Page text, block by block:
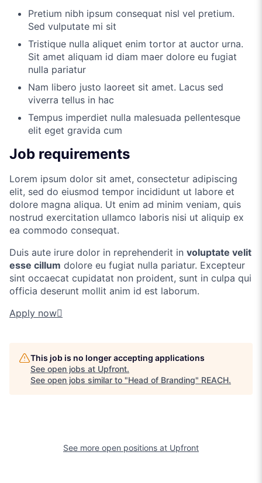
Pretium nibh ipsum consequat nisl vel pretium.
Sed vulputate mi sit
Tristique nulla aliquet enim tortor at auctor urna.
Sit amet aliquam id diam maer dolore eu fugiat
nulla pariatur
Nam libero justo laoreet sit amet. Lacus sed
viverra tellus in hac
Tempus imperdiet nulla malesuada pellentesque
elit eget gravida cum
Job requirements
Lorem ipsum dolor sit amet, consectetur adipiscing
elit, sed do eiusmod tempor incididunt ut labore et
dolore magna aliqua. Ut enim ad minim veniam, quis
nostrud exercitation ullamco laboris nisi ut aliquip ex
ea commodo consequat.
Duis aute irure dolor in reprehenderit in voluptate velit
esse cillum dolore eu fugiat nulla pariatur. Excepteur
sint occaecat cupidatat non proident, sunt in culpa qui
officia deserunt mollit anim id est laborum.
Apply now
This job is no longer accepting applications
See open jobs at Upfront.
See open jobs similar to "Head of Branding" REACH.
See more open positions at Upfront